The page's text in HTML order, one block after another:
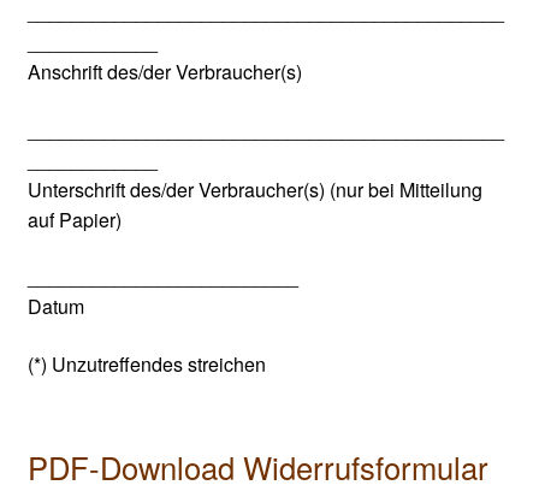
Anschrift des/der Verbraucher(s)
Unterschrift des/der Verbraucher(s) (nur bei Mitteilung
auf Papier)
Datum
(*) Unzutreffendes streichen
PDF-Download Widerrufsformular